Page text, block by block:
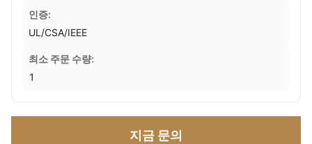
인증:
UL/CSA/IEEE
최소 주문 수량:
1
지금 문의